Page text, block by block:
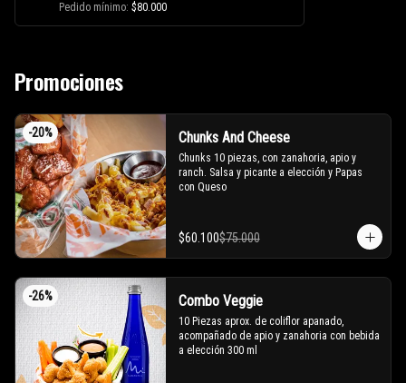
Pedido mínimo: $80.000
Promociones
-20% Chunks And Cheese
Chunks 10 piezas, con zanahoria, apio y
ranch. Salsa y picante a elección y Papas
con Queso
$60.100$75.000
-26% Combo Veggie
10 Piezas aprox. de coliflor apanado,
acompañado de apio y zanahoria con bebida
a elección 300 ml